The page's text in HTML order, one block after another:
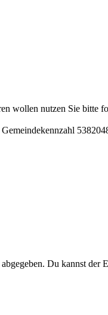
wollen nutzen Sie bitte
Du kannst der